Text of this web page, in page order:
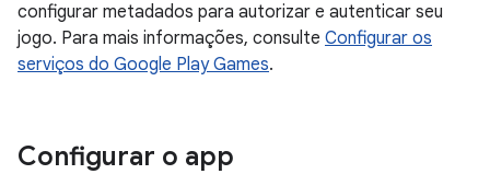
configurar metadados para autorizar e autenticar seu
jogo. Para mais informações, consulte Configurar os
serviços do Google Play Games.
Configurar o app